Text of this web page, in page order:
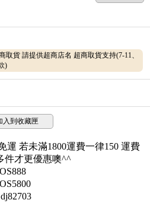
貨 請提供超商店名 超商取貨支持(7-11、
)
入到收藏匣
運 若未滿1800運費一律150 運費
件才更優惠噢^^